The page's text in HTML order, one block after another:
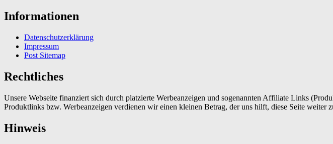
Informationen
Datenschutzerklärung
Impressum
Post Sitemap
Rechtliches
Unsere Webseite finanziert sich durch platzierte Werbeanzeigen und sogenannten Affiliate Links
Produktlinks bzw. Werbeanzeigen verdienen wir einen kleinen Betrag, der uns hilft, diese Seite weiter
Hinweis